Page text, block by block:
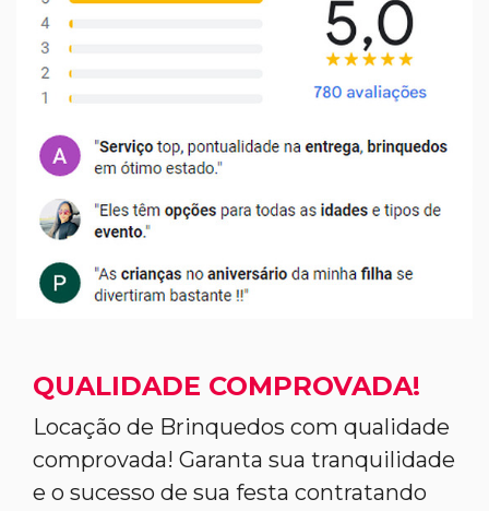
QUALIDADE COMPROVADA!
Locação de Brinquedos com qualidade
comprovada! Garanta sua tranquilidade
e o sucesso de sua festa contratando